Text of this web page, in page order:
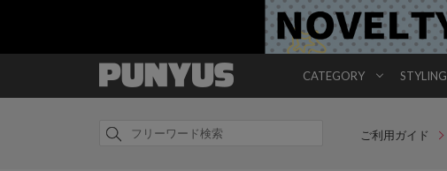
CATEGORY STYLING
ご利用ガイド